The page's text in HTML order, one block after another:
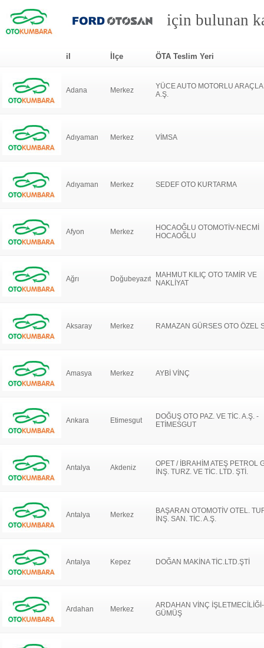
için bulunan
il İlçe ÖTA Teslim Yeri
Adana Merkez
YÜCE AUTO MOTORLU
A.Ş.
Adıyaman Merkez VİMSA
Adıyaman Merkez SEDEF OTO KURTARMA
Afyon Merkez
HOCAOĞLU OTOMOTİV-NECMİ
HOCAOĞLU
Ağrı Doğubeyazıt
MAHMUT KILIÇ OTO TAMİR VE
NAKLİYAT
Aksaray Merkez RAMAZAN GÜRSES OTO ÖZEL
Amasya Merkez AYBİ VİNÇ
Ankara Etimesgut
DOĞUŞ OTO PAZ. VE TİC. A.Ş. -
ETİMESGUT
Antalya Akdeniz
OPET / İBRAHİM ATEŞ PETROL
İNŞ. TURZ. VE TİC. LTD. ŞTİ.
Antalya Merkez
BAŞARAN OTOMOTİV OTEL.
İNŞ. SAN. TİC. A.Ş.
Antalya Kepez DOĞAN MAKİNA TİC.LTD.ŞTİ
Ardahan Merkez
ARDAHAN VİNÇ
GÜMÜŞ